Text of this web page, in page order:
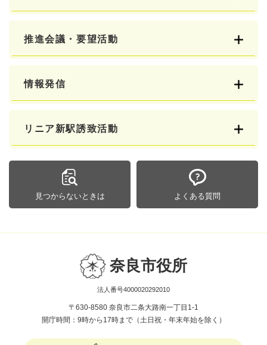
推進会議・要望活動
情報発信
リニア新駅誘致活動
見つからないときは よくある質問
奈良市役所
法人番号4000020292010
〒630-8580 奈良市二条大路南一丁目1-1
開庁時間：9時から17時まで（土日祝・年末年始を除く）